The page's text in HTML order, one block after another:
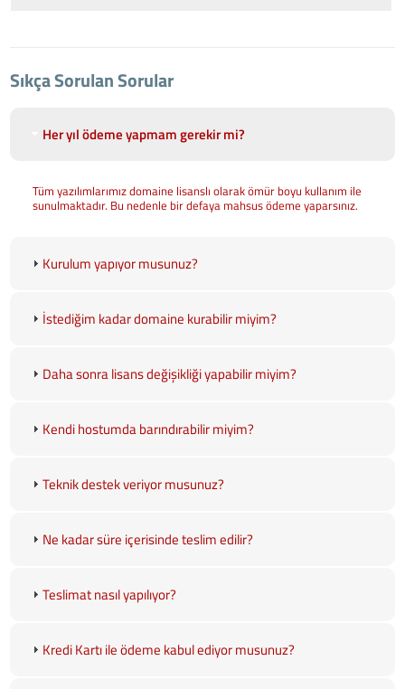
Sıkça Sorulan Sorular
Her yıl ödeme yapmam gerekir mi?
Tüm yazılımlarımız domaine lisanslı olarak ömür boyu kullanım ile
sunulmaktadır. Bu nedenle bir defaya mahsus ödeme yaparsınız.
Kurulum yapıyor musunuz?
İstediğim kadar domaine kurabilir miyim?
Daha sonra lisans değişikliği yapabilir miyim?
Kendi hostumda barındırabilir miyim?
Teknik destek veriyor musunuz?
Ne kadar süre içerisinde teslim edilir?
Teslimat nasıl yapılıyor?
Kredi Kartı ile ödeme kabul ediyor musunuz?